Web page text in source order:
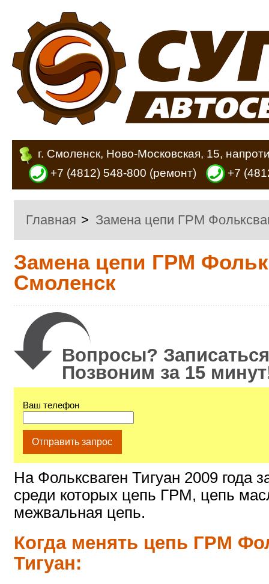
г. Смоленск, Ново-Московская, 15,
+7 (4812) 548-800 (ремонт) +7
Главная > Замена цепи ГРМ
Замена цепи ГРМ
Смоленск
Вопросы?
Позвоним за 15
Ваш телефон
Отправить запрос
На Фольксваген Тигуан 2009 года
среди которых цепь ГРМ, цепь
межвальная цепь.
Когда менять цепь ГРМ
Тигуан: